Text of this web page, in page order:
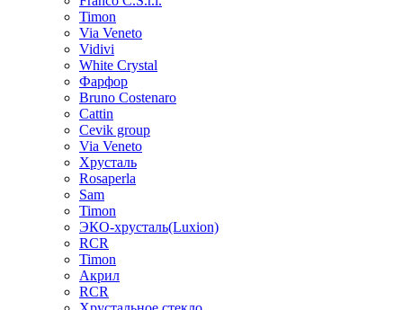
Timon
Via Veneto
Vidivi
White Crystal
Фарфор
Bruno Costenaro
Cattin
Cevik group
Via Veneto
Хрусталь
Rosaperla
Sam
Timon
ЭКО-хрусталь(Luxion)
RCR
Timon
Акрил
RCR